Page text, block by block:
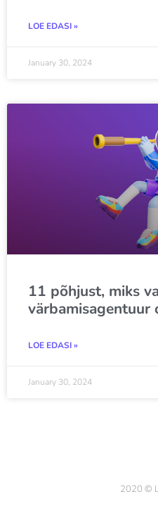
LOE EDASI »
January 30, 2024
11 põhjust, miks
LOE EDASI »
January 30, 2024
2020 ©